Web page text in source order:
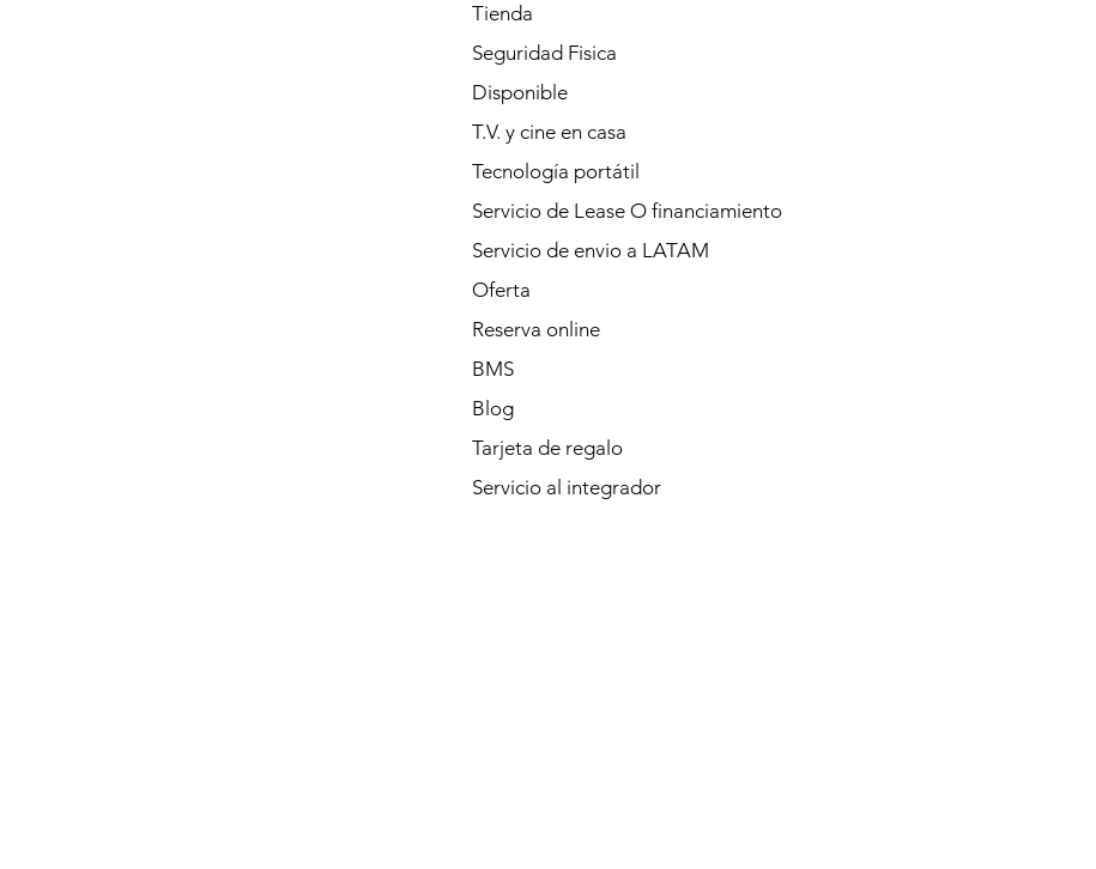
Tienda
Seguridad Fisica
Disponible
T.V. y cine en casa
Tecnología portátil
Servicio de Lease O financiamiento
Servicio de envio a LATAM
Oferta
Reserva online
BMS
Blog
Tarjeta de regalo
Servicio al integrador